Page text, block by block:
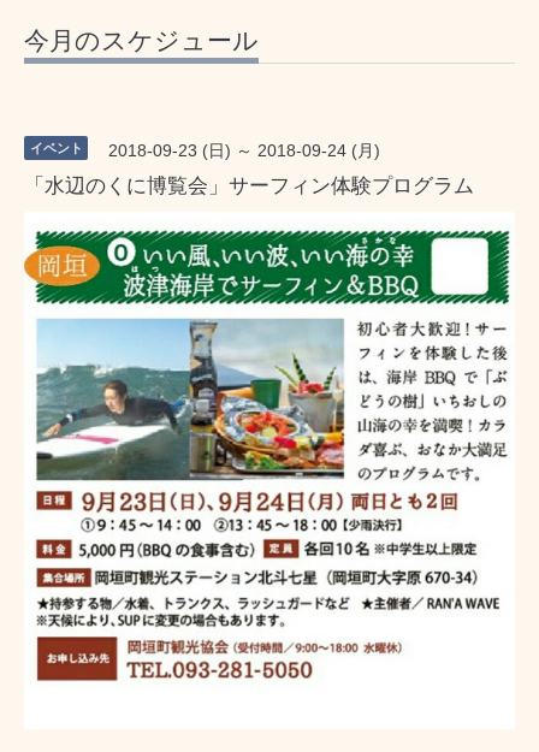
今月のスケジュール
イベント 2018-09-23 (日) ～ 2018-09-24 (月)
「水辺のくに博覧会」サーフィン体験プログラム